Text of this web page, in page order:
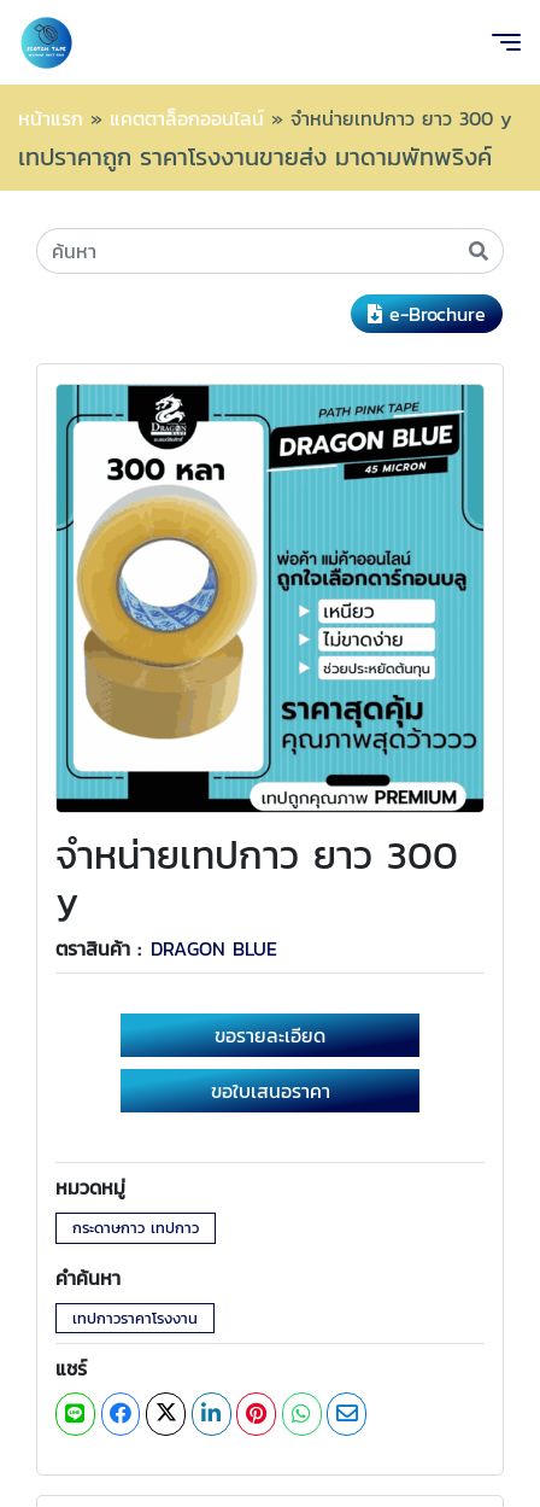
หน้าแรก » แคตตาล็อกออนไลน์ » จำหน่ายเทปกาว ยาว 300 y
เทปราคาถูก ราคาโรงงานขายส่ง มาดามพัทพริงค์
e-Brochure
จำหน่ายเทปกาว ยาว 300
y
ตราสินค้า : DRAGON BLUE
ขอรายละเอียด
ขอใบเสนอราคา
หมวดหมู่
กระดาษกาว เทปกาว
คำค้นหา
เทปกาวราคาโรงงาน
แชร์